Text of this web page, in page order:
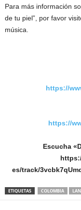
Para más información
de tu piel”, por favor
música.
https://
https://
Escucha
es/track/
ETIQUETAS COLOMBIA